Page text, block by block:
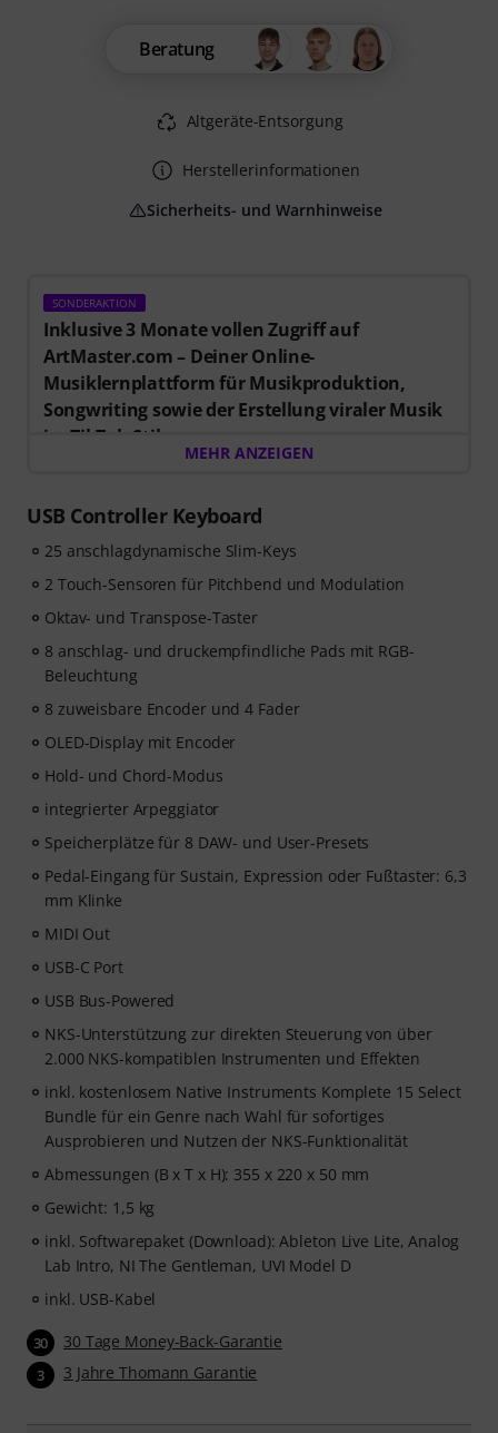
SONDERAKTION
Inklusive 3 Monate vollen Zugriff auf
ArtMaster.com – Deiner Online-
Musiklernplattform für Musikproduktion,
Songwriting sowie der Erstellung viraler Musik
im TikTok-Stil.
Beim Kauf dieses Artikels im Zeitraum vom 15.07. bis
im Wert von 59 EUR für 3 Monate vollen Zugriff auf
Premium-Online-Kurse von ArtMaster.com
Themen zu modernen Produktionstechniken, Beat-
Erstellung, Vocal-Editing, kreative Arbeitsabläufe und
content-ready Sounddesign.
ArtMaster.com ist DER E-Learning-Partner, der
zusammen mit Branchenprofis wie Sam Pounds (Chris
Brown, Dr. Dre), Printz Board (Black Eyed Peas, Justin
Timberlake) und Chris Kasych (Adele, Beck, Pharrell
Williams) entwickelt wurde. Lerne aus über 500
Videolektionen für Produzenten, Kreative und
Songwriter – von DAW-Produktion über Mixing-
Grundlagen und Arrangements bis hin zu Hooks für
TikTok sowie grundlegende Praktiken, um aus Ideen
fertige Tracks zu machen.
MEHR ANZEIGEN
USB Controller Keyboard
25 anschlagdynamische Slim-Keys
2 Touch-Sensoren für Pitchbend und Modulation
Oktav- und Transpose-Taster
8 anschlag- und druckempfindliche Pads mit RGB-
Beleuchtung
8 zuweisbare Encoder und 4 Fader
OLED-Display mit Encoder
Hold- und Chord-Modus
integrierter Arpeggiator
Speicherplätze für 8 DAW- und User-Presets
Pedal-Eingang für Sustain, Expression oder Fußtaster: 6,3
mm Klinke
MIDI Out
USB-C Port
USB Bus-Powered
NKS-Unterstützung zur direkten Steuerung von über
2.000 NKS-kompatiblen Instrumenten und Effekten
inkl. kostenlosem Native Instruments Komplete 15 Select
Bundle für ein Genre nach Wahl für sofortiges
Ausprobieren und Nutzen der NKS-Funktionalität
Abmessungen (B x T x H): 355 x 220 x 50 mm
Gewicht: 1,5 kg
inkl. Softwarepaket (Download): Ableton Live Lite, Analog
Lab Intro, NI The Gentleman, UVI Model D
inkl. USB-Kabel
30 30 Tage Money-Back-Garantie
3 3 Jahre Thomann Garantie
Beratung
Altgeräte-Entsorgung
Herstellerinformationen
Sicherheits- und Warnhinweise